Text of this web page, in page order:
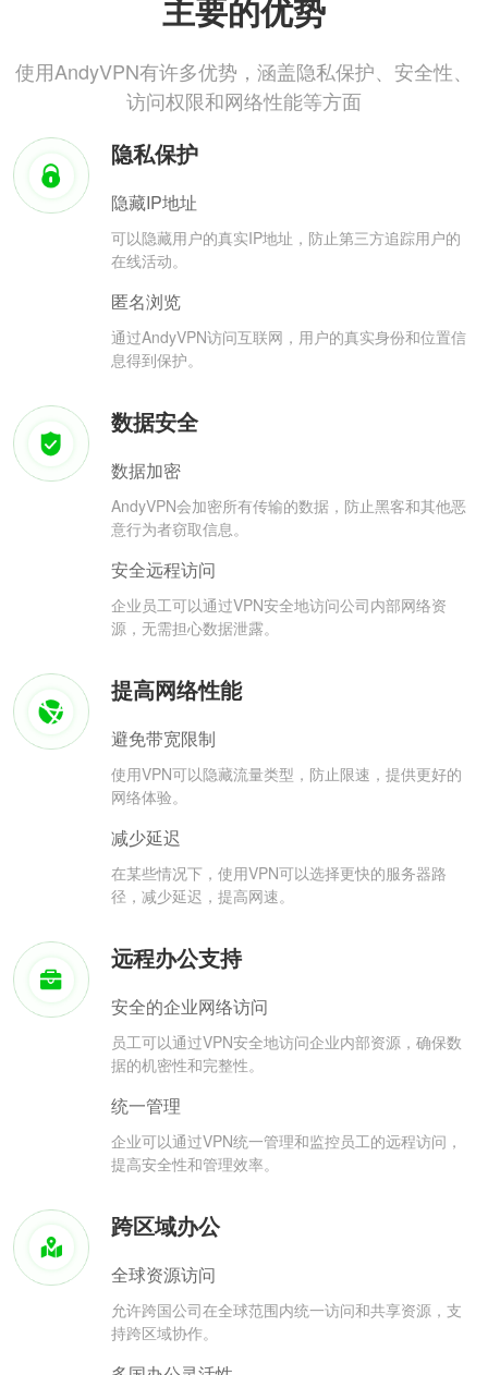
主要的优势
使用AndyVPN有许多优势，涵盖隐私保护、安全性、
访问权限和网络性能等方面
隐私保护
隐藏IP地址
可以隐藏用户的真实IP地址，防止第三方追踪用户的
在线活动。
匿名浏览
通过AndyVPN访问互联网，用户的真实身份和位置信
息得到保护。
数据安全
数据加密
AndyVPN会加密所有传输的数据，防止黑客和其他恶
意行为者窃取信息。
安全远程访问
企业员工可以通过VPN安全地访问公司内部网络资
源，无需担心数据泄露。
提高网络性能
避免带宽限制
使用VPN可以隐藏流量类型，防止限速，提供更好的
网络体验。
减少延迟
在某些情况下，使用VPN可以选择更快的服务器路
径，减少延迟，提高网速。
远程办公支持
安全的企业网络访问
员工可以通过VPN安全地访问企业内部资源，确保数
据的机密性和完整性。
统一管理
企业可以通过VPN统一管理和监控员工的远程访问，
提高安全性和管理效率。
跨区域办公
全球资源访问
允许跨国公司在全球范围内统一访问和共享资源，支
持跨区域协作。